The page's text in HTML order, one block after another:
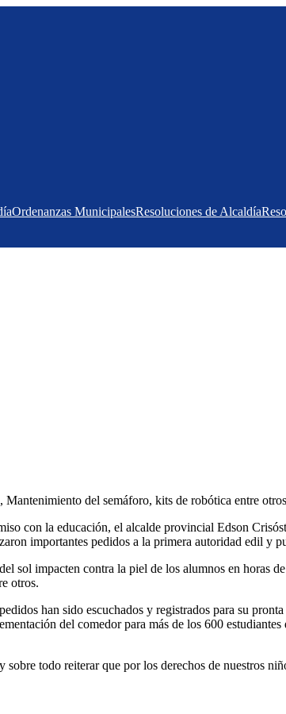
Ordenanzas MunicipalesResoluciones de Alcaldía
del semáforo, kits de robótica entre
con la educación, el alcalde provincial Edson
importantes pedidos a la primera autoridad edil y
sol impacten contra la piel de los alumnos en horas
otros.
han sido escuchados y registrados para su
del comedor para más de los 600
todo reiterar que por los derechos de nuestros